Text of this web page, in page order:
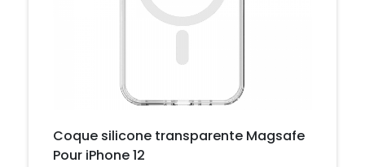
Coque silicone transparente Magsafe
Pour iPhone 12